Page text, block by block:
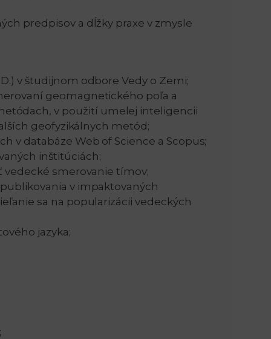
n
e
predpisov a dĺžky praxe v zmysle
v študijnom odbore Vedy o Zemi;
geomagnetického poľa a
v použití umelej inteligencii
geofyzikálnych metód;
v databáze Web of Science a Scopus;
inštitúciách;
vedecké smerovanie tímov;
v impaktovaných
sa na popularizácii vedeckých
jazyka;